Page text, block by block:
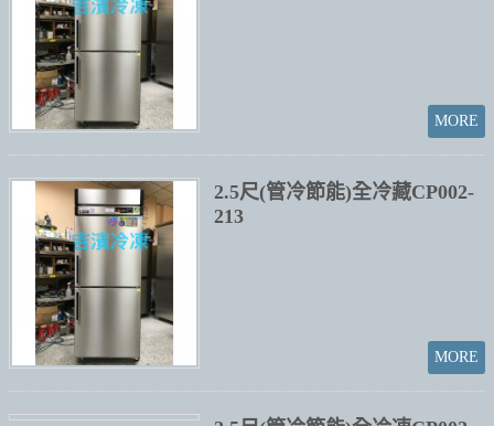
2.5尺(管冷節能)全冷藏CP002-
213